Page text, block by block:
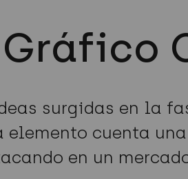
surgidas en la
elemento cuenta
en un